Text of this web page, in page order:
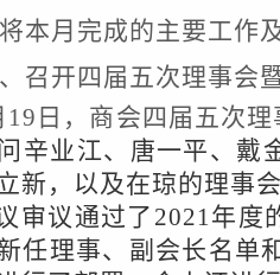
本月完成的主要工作
召开四届五次理事会
19日，商会四届五次
辛业江、唐一平、戴
新，以及在琼的理事
审议通过了 2021年度
任理事、副会长名单